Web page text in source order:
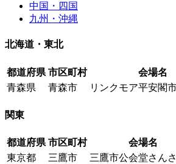
中国・四国
九州・沖縄
北海道・東北
都道府県 市区町村 会場名
青森県
青森市 リンクモア平安閣
関東
都道府県 市区町村 会場名
東京都
三鷹市 三鷹市公会堂さん